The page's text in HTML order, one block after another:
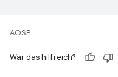
AOSP
War das hilfreich?